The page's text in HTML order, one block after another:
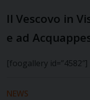
Il Vescovo in
e ad
[foogallery id=”4582″]
NEWS